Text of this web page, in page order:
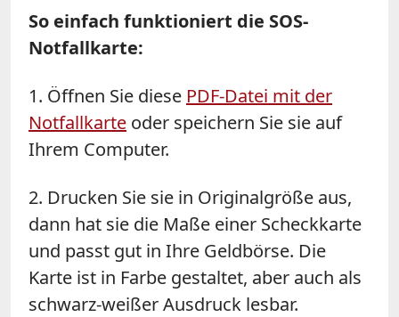
So einfach funktioniert die SOS-
Notfallkarte:
1. Öffnen Sie diese PDF-Datei mit der
Notfallkarte oder speichern Sie sie auf
Ihrem Computer.
2. Drucken Sie sie in Originalgröße aus,
dann hat sie die Maße einer Scheckkarte
und passt gut in Ihre Geldbörse. Die
Karte ist in Farbe gestaltet, aber auch als
schwarz-weißer Ausdruck lesbar.